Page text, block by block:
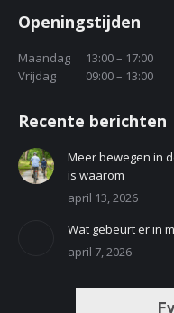
Openingstijden
Maandag
13:00 – 17:00
Vrijdag
09:00 – 13:00
Recente berichten
Meer bewegen in
is waarom
april 13, 2026
Wat gebeurt er in
april 7, 2026